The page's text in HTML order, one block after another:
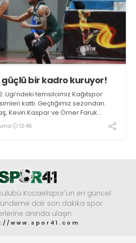
güçlü bir kadro kuruyor!
Ligi’ndeki temsilcimiz Kağıtspor
kattı. Geçtiğimiz sezondan
Kevin Kaspar ve Ömer Faruk
edildi. Takıma 3 oyuncu daha
12:45
Kocaelispor'un en güncel
dair son dakika spor
anında ulaşın
www.spor41.com